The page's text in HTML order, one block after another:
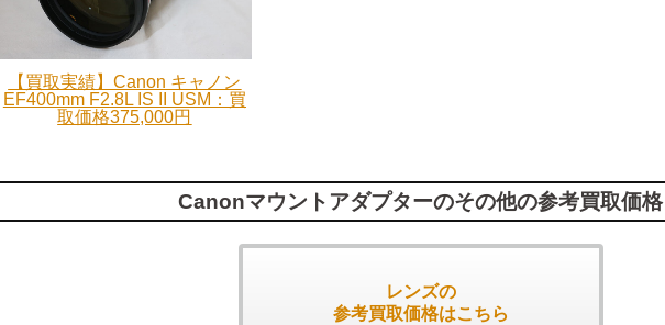
【買取実績】Canon キャノン
EF400mm F2.8L IS II USM：買
取価格375,000円
Canonマウントアダプターのその他の参考買取価格
レンズの
参考買取価格はこちら